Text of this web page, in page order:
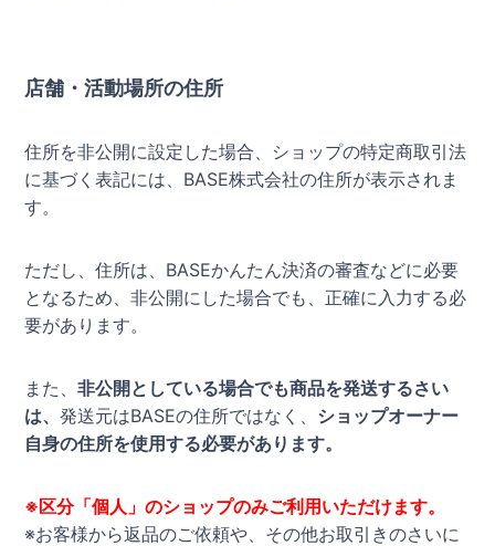
店舗・活動場所の住所
住所を非公開に設定した場合、ショップの特定商取引法
に基づく表記には、BASE株式会社の住所が表示されま
す。
ただし、住所は、BASEかんたん決済の審査などに必要
となるため、非公開にした場合でも、正確に入力する必
要があります。
また、非公開としている場合でも商品を発送するさい
は、発送元はBASEの住所ではなく、 ショップオーナー
自身の住所を使用する必要があります。
※区分「個人」のショップのみご利用いただけます。
※お客様から返品のご依頼や、その他お取引きのさいに